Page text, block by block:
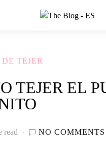
TEJER
TEJER EL
read NO COMMENTS